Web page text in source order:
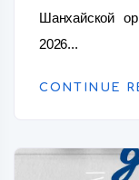
Шанхайской
2026...
CONTINUE